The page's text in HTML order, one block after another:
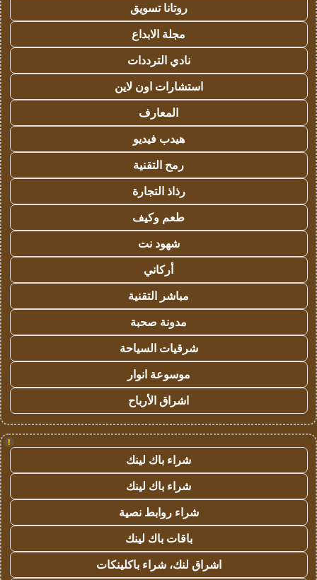
روتانا تسويق
مجلة الابداع
نادي الترددات
استشارات اون لاين
المعارف
هيدب فيديو
رمح التقنية
رذاذ التجارة
طعم وكيف
شهود نت
أركاني
مباشر التقنية
مدونة صحبة
شرقيات السياحة
موسوعة انوار
اشراق الأرباح
!
شراء باك لينك
شراء باك لينك
شراء روابط نصية
باقات باك لينك
اشراق لنك، شراء باكلينكات